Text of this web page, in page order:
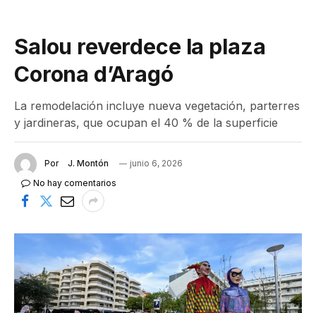
Salou reverdece la plaza
Corona d’Aragó
La remodelación incluye nueva vegetación, parterres
y jardineras, que ocupan el 40 % de la superficie
Por J. Montón
junio 6, 2026
No hay comentarios